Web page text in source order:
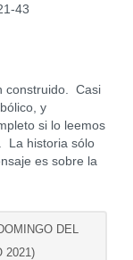
43
Casi
y
si lo leemos
La historia sólo
es sobre la
DEL
2021)